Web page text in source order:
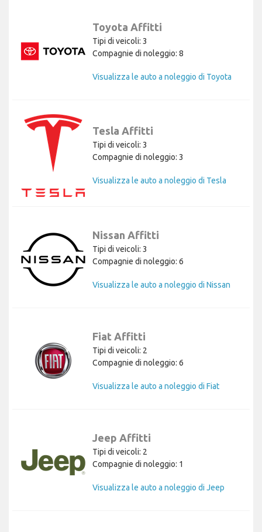
Toyota Affitti
Tipi di veicoli: 3
Compagnie di noleggio: 8
Visualizza le auto a noleggio di Toyota
Tesla Affitti
Tipi di veicoli: 3
Compagnie di noleggio: 3
Visualizza le auto a noleggio di Tesla
Nissan Affitti
Tipi di veicoli: 3
Compagnie di noleggio: 6
Visualizza le auto a noleggio di Nissan
Fiat Affitti
Tipi di veicoli: 2
Compagnie di noleggio: 6
Visualizza le auto a noleggio di Fiat
Jeep Affitti
Tipi di veicoli: 2
Compagnie di noleggio: 1
Visualizza le auto a noleggio di Jeep